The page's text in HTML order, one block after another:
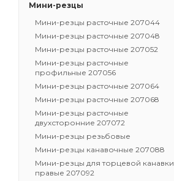
Мини-резцы
Мини-резцы расточные 207044
Мини-резцы расточные 207048
Мини-резцы расточные 207052
Мини-резцы расточные
профильные 207056
Мини-резцы расточные 207064
Мини-резцы расточные 207068
Мини-резцы расточные
двухсторонние 207072
Мини-резцы резьбовые
Мини-резцы канавочные 207088
Мини-резцы для торцевой канавки
правые 207092